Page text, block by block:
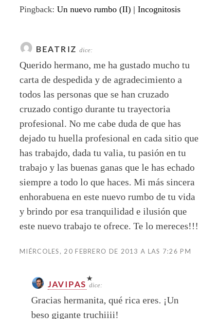
Pingback: Un nuevo rumbo (II) | Incognitosis
BEATRIZ dice:
Querido hermano, me ha gustado mucho tu
carta de despedida y de agradecimiento a
todos las personas que se han cruzado
cruzado contigo durante tu trayectoria
profesional. No me cabe duda de que has
dejado tu huella profesional en cada sitio que
has trabajdo, dada tu valia, tu pasión en tu
trabajo y las buenas ganas que le has echado
siempre a todo lo que haces. Mi más sincera
enhorabuena en este nuevo rumbo de tu vida
y brindo por esa tranquilidad e ilusión que
este nuevo trabajo te ofrece. Te lo mereces!!!
MIÉRCOLES, 20 FEBRERO DE 2013 A LAS 7:26 PM
JAVIPAS dice:
Gracias hermanita, qué rica eres. ¡Un
beso gigante truchiiii!